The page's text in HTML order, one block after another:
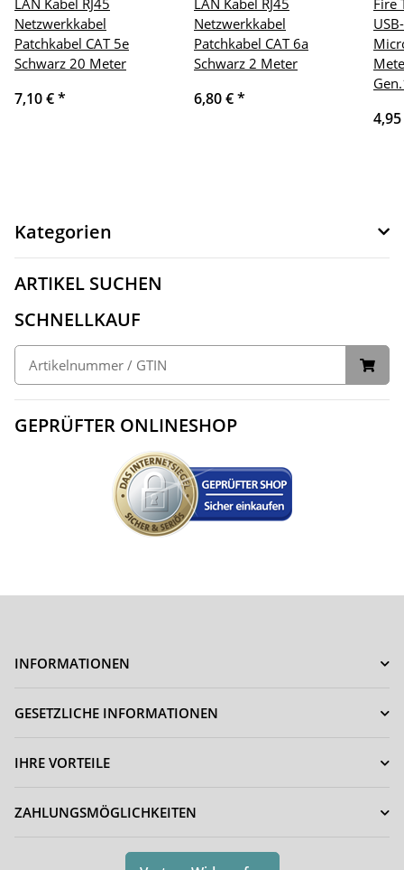
Netzwerkkabel
Patchkabel CAT 5e
Schwarz 20 Meter
7,10 €*
Netzwerkkabel
Patchkabel CAT 6a
Schwarz 2 Meter
6,80 €*
Kategorien
ARTIKEL SUCHEN
SCHNELLKAUF
GEPRÜFTER ONLINESHOP
INFORMATIONEN
GESETZLICHE INFORMATIONEN
IHRE VORTEILE
ZAHLUNGSMÖGLICHKEITEN